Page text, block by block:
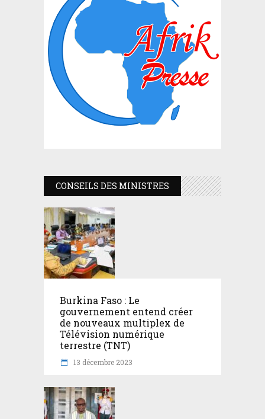
CONSEILS DES MINISTRES
Burkina Faso : Le
gouvernement entend créer
de nouveaux multiplex de
Télévision numérique
terrestre (TNT)
13 décembre 2023